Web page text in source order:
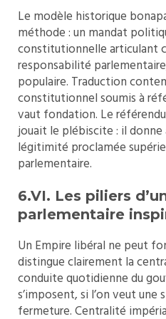
Le modèle historique
méthode : un mandat
constitutionnelle articulant
responsabilité
populaire. Traduction
constitutionnel soumis à
vaut fondation. Le
jouait le plébiscite : il donne
légitimité proclamée
parlementaire.
6.VI. Les piliers
parlementaire
Un Empire libéral ne peut
distingue clairement la
conduite quotidienne du
s’imposent, si l’on veut une
fermeture. Centralité